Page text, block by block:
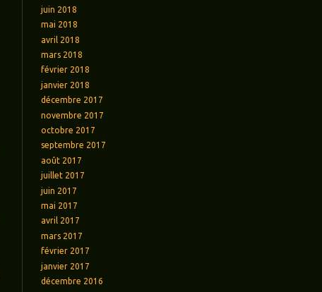
juin 2018
mai 2018
avril 2018
mars 2018
février 2018
janvier 2018
décembre 2017
novembre 2017
octobre 2017
septembre 2017
août 2017
juillet 2017
juin 2017
mai 2017
avril 2017
mars 2017
février 2017
janvier 2017
décembre 2016